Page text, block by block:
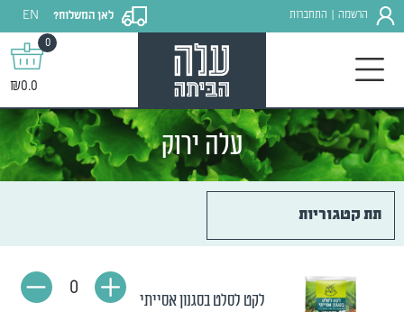
הרשמה התחברות לאן המשלוח?
EN
0
₪0.0
עלה ירוק
תת קטגוריות
לקט לסלט בסגנון אסייתי
0